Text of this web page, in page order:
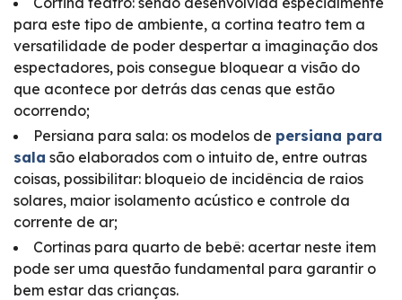
para este tipo de ambiente, a cortina teatro tem a
versatilidade de poder despertar a imaginação dos
espectadores, pois consegue bloquear a visão do
que acontece por detrás das cenas que estão
ocorrendo;
Persiana para sala: os modelos de persiana para
sala são elaborados com o intuito de, entre outras
coisas, possibilitar: bloqueio de incidência de raios
solares, maior isolamento acústico e controle da
corrente de ar;
Cortinas para quarto de bebê: acertar neste item
pode ser uma questão fundamental para garantir o
bem estar das crianças.